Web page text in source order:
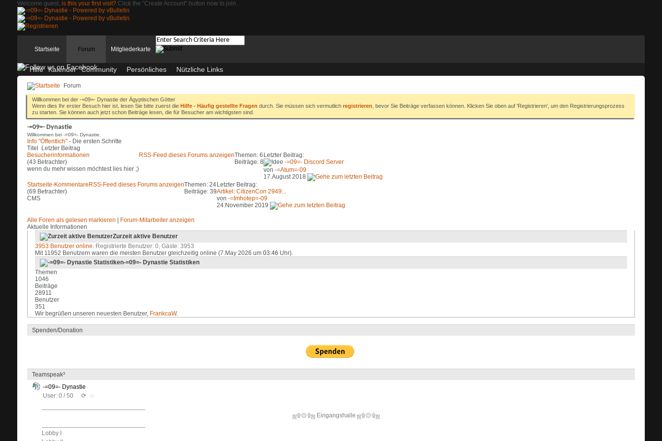
Welcome guest, is this your first visit? Click the "Create Account" button now to join.
Startseite Forum
Hilfe Kalender Community Persönliches Nützliche Links
Mitgliederkarte
Forum
Willkommen bei der -=09=- Dynastie der Ägyptischen Götter
Wenn dies Ihr erster Besuch hier ist, lesen Sie bitte zuerst die Hilfe - Häufig gestellte Fragen durch. Sie müssen sich vermutlich registrieren , bevor Sie Beiträge verfassen können. Klicken Sie oben auf 'Registrieren', um den Registrierungsprozess
zu starten. Sie können auch jetzt schon Beiträge lesen, die für Besucher am wichtigsten sind.
-=09=- Dynastie
Willkommen bei -=09=- Dynastie.
Info "Öffentlich" - Die ersten Schritte
Titel
Letzter Beitrag
Besucherinformationen
(43 Betrachter)
wenn du mehr wissen möchtest lies hier ;)
RSS-Feed dieses Forums anzeigenThemen: 6
Beiträge: 8
Letzter Beitrag:
-=09=- Discord Server
von -=Atum=-09
17.August 2018
Startseite-Kommentare
(69 Betrachter)
CMS
RSS-Feed dieses Forums anzeigenThemen: 24
Beiträge: 39
Letzter Beitrag:
Artikel: CitizenCon 2949...
von -=Imhotep=-09
24.November 2019
Alle Foren als gelesen markieren
Forum-Mitarbeiter anzeigen
Aktuelle Informationen
Zurzeit aktive Benutzer
3953 Benutzer online. Registrierte Benutzer: 0, Gäste: 3953
Mit 11952 Benutzern waren die meisten Benutzer gleichzeitig online (7.May 2026 um 03:46 Uhr).
-=09=- Dynastie Statistiken
Themen
1046
Beiträge
28911
Benutzer
351
Wir begrüßen unseren neuesten Benutzer, FrankcaW.
Spenden/Donation
Teamspeak³
-=09=- Dynastie
User: 0 / 50
⟳ ◌
ஜ۩۞۩ஜ Eingangshalle ஜ۩۞۩ஜ
Lobby I